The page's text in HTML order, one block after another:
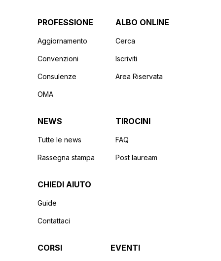
PROFESSIONE
Aggiornamento
Convenzioni
Consulenze
OMA
ALBO ONLINE
Cerca
Iscriviti
Area Riservata
NEWS
Tutte le news
Rassegna stampa
TIROCINI
FAQ
Post lauream
CHIEDI AIUTO
Guide
Contattaci
CORSI EVENTI